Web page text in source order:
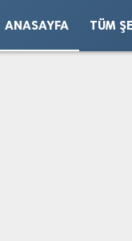
ANASAYFA TÜM